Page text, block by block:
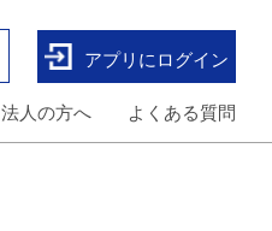
アプリにログイン
法人の方へ よくある質問